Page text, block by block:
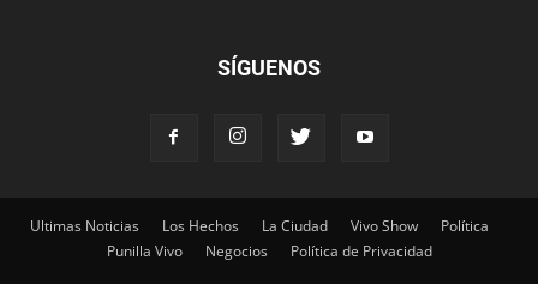
SÍGUENOS
Ultimas Noticias Los Hechos La Ciudad Vivo Show
Política
Punilla Vivo
Negocios Política de Privacidad